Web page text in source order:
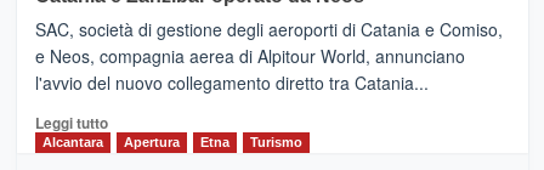
SAC, società di gestione degli aeroporti di Catania e Comiso,
e Neos, compagnia aerea di Alpitour World, annunciano
l'avvio del nuovo collegamento diretto tra Catania...
Leggi tuttoLeggi
Alcantara Apertura Etna Turismo